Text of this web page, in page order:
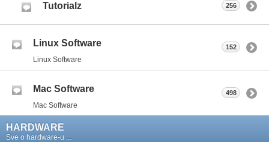
Tutorialz 256
Linux Software
Linux Software
152
Mac Software
Mac Software
498
HARDWARE
Sve o hardware-u ...